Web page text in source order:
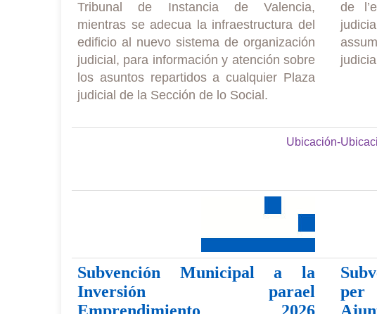
Tribunal de Instancia de Valencia,
mientras se adecua la infraestructura del
edificio al nuevo sistema de organización
judicial, para información y atención sobre
los asuntos repartidos a cualquier Plaza
judicial de la Sección de lo Social.
de
Ubicación-
Subvención Municipal a la
Inversión parael
per